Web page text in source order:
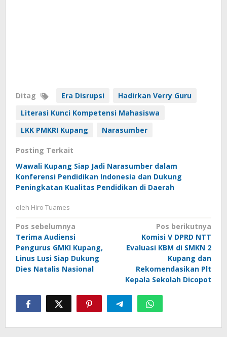
Ditag Era Disrupsi
Hadirkan Verry Guru
Literasi Kunci Kompetensi Mahasiswa
LKK PMKRI Kupang
Narasumber
Posting Terkait
Wawali Kupang Siap Jadi Narasumber dalam
Konferensi Pendidikan Indonesia dan Dukung
Peningkatan Kualitas Pendidikan di Daerah
oleh Hiro Tuames
Navigasi
pos
Pos sebelumnya
Terima Audiensi
Pengurus GMKI Kupang,
Linus Lusi Siap Dukung
Dies Natalis Nasional
Pos berikutnya
Komisi V DPRD NTT
Evaluasi KBM di SMKN 2
Kupang dan
Rekomendasikan Plt
Kepala Sekolah Dicopot